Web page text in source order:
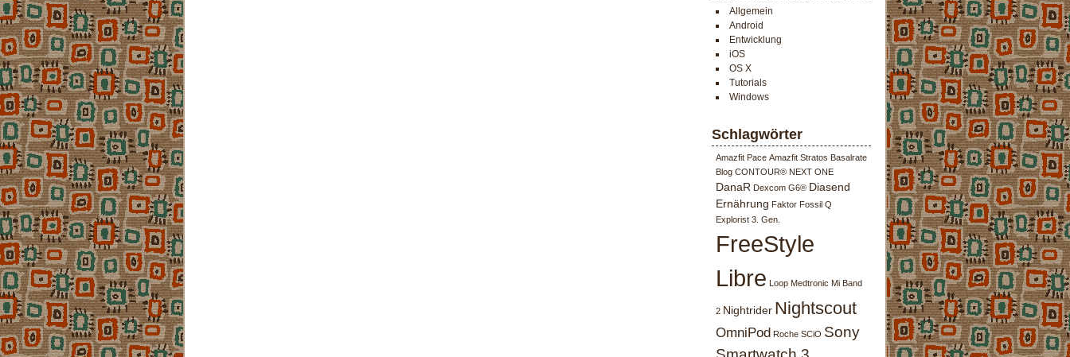
Allgemein
Android
Entwicklung
iOS
OS X
Tutorials
Windows
Schlagwörter
Amazfit Pace Amazfit Stratos Basalrate
Blog CONTOUR® NEXT ONE
DanaR Dexcom G6® Diasend
Ernährung Faktor Fossil Q
Explorist 3. Gen.
FreeStyle
Libre Loop Medtronic Mi Band
2 Nightrider Nightscout
OmniPod Roche SCiO Sony